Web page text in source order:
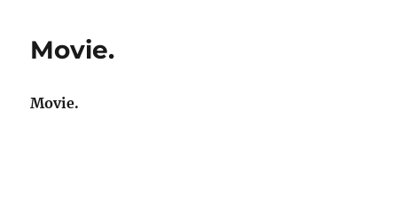
Movie.
Movie.